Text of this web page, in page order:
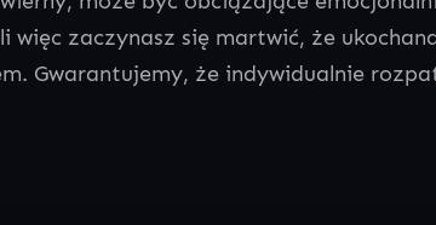
zaczynasz się martwić, że
Gwarantujemy, że indywidualnie